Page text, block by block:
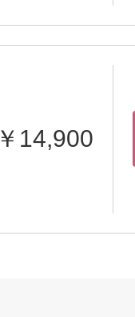
￥14,900